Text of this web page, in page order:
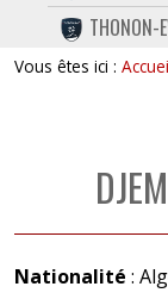
TWITTERTHONON-
Vous êtes ici :
Nationalité :